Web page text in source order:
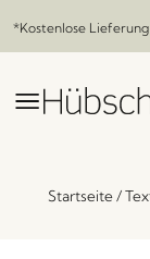
*Kostenlose
Startseite/